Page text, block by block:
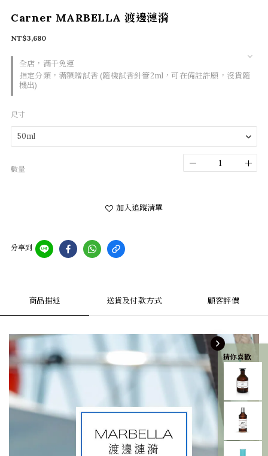
猜你喜歡
Carner MARBELLA 渡邊漣漪
全店，滿千免運
指定分類，滿額贈試香 (隨機試香針管2ml，可在備註許願，沒貨隨
機出)
NT$3,680
尺寸
數量
加入追蹤清單
分享到
商品描述 送貨及付款方式 顧客評價